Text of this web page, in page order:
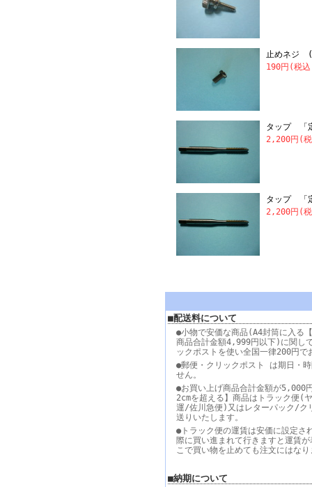
止めネジ (
190円(税
タップ 「
2,200円(
タップ 「
2,200円(
■配送料について
●小物で安価な商品(A4封筒に入る
商品合計金額4,999円以下)に関し
ックポストを使い全国一律200円で
●郵便・クリックポスト は期日・
せん。
●お買い上げ商品合計金額が5,000
2cmを超える】商品はトラック便(
運/佐川急便)又はレターパック/ク
送りいたします。
●トラック便の運賃は安価に設定さ
際に買い進まれて行きますと運賃
こで買い物を止めても注文にはな
■納期について